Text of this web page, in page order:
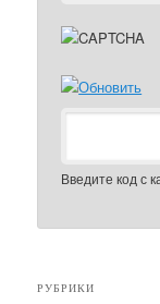
Введите код с
РУБРИКИ